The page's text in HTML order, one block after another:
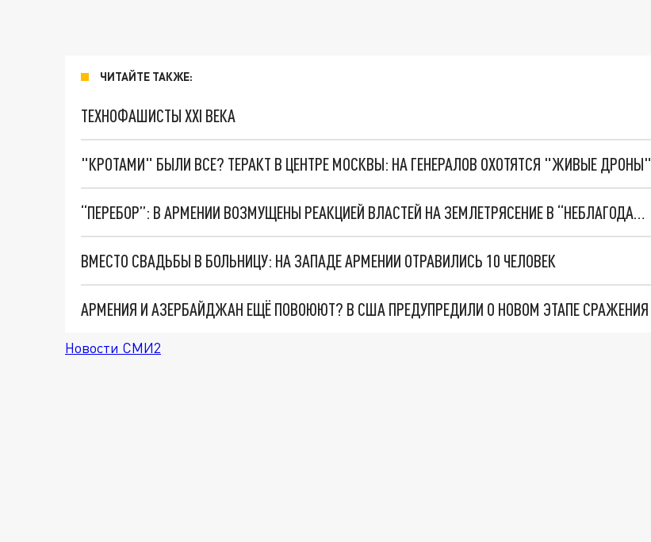
ЧИТАЙТЕ ТАКЖЕ:
ТЕХНОФАШИСТЫ XXI ВЕКА
"КРОТАМИ" БЫЛИ ВСЕ? ТЕРАКТ В ЦЕНТРЕ МОСКВЫ: НА ГЕНЕРАЛОВ ОХОТЯТСЯ "ЖИВЫЕ ДРОНЫ"
“ПЕРЕБОР”: В АРМЕНИИ ВОЗМУЩЕНЫ РЕАКЦИЕЙ ВЛАСТЕЙ НА ЗЕМЛЕТРЯСЕНИЕ В “НЕБЛАГОДАРНОЙ” ТУРЦИИ
ВМЕСТО СВАДЬБЫ В БОЛЬНИЦУ: НА ЗАПАДЕ АРМЕНИИ ОТРАВИЛИСЬ 10 ЧЕЛОВЕК
АРМЕНИЯ И АЗЕРБАЙДЖАН ЕЩЁ ПОВОЮЮТ? В США ПРЕДУПРЕДИЛИ О НОВОМ ЭТАПЕ СРАЖЕНИЯ
Новости СМИ2